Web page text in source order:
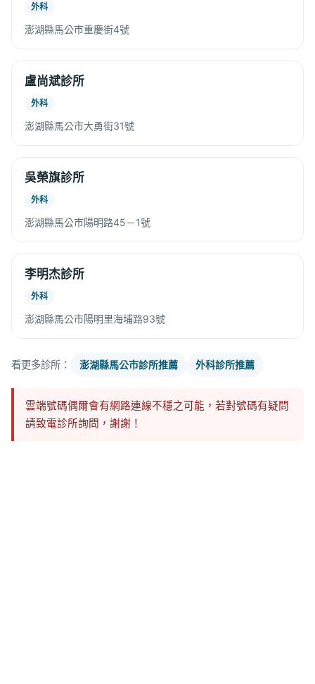
外科
澎湖縣馬公市重慶街4號
盧尚斌診所
外科
澎湖縣馬公市大勇街31號
吳榮旗診所
外科
澎湖縣馬公市陽明路45－1號
李明杰診所
外科
澎湖縣馬公市陽明里海埔路93號
看更多診所： 澎湖縣馬公市診所推薦 外科診所推薦
雲端號碼偶爾會有網路連線不穩之可能，若對號碼有疑問
請致電診所詢問，謝謝！